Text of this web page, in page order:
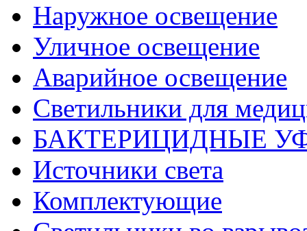
Наружное освещение
Уличное освещение
Аварийное освещение
Светильники для
БАКТЕРИЦИДНЫЕ
Источники света
Комплектующие